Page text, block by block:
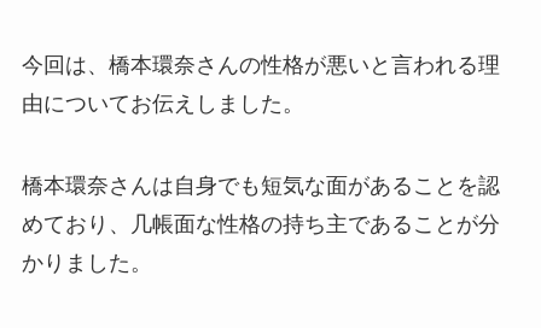
今回は、橋本環奈さんの性格が悪いと言われる理
由についてお伝えしました。
橋本環奈さんは自身でも短気な面があることを認
めており、几帳面な性格の持ち主であることが分
かりました。